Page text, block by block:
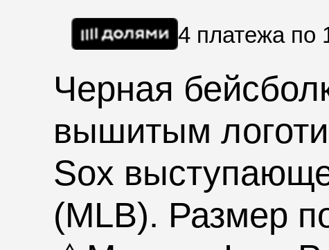
4 платежа по
Черная
вышитым
Sox
(MLB). Размер